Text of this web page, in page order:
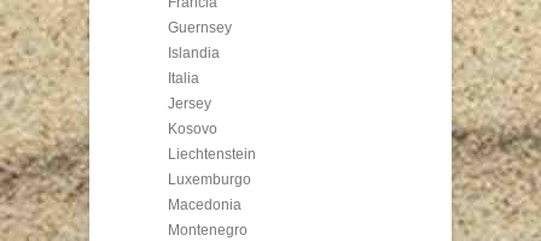
Guernsey
Islandia
Italia
Jersey
Kosovo
Liechtenstein
Luxemburgo
Macedonia
Montenegro